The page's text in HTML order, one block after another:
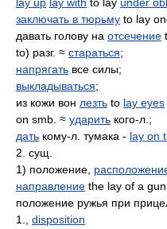
заключать в тюрьму to lay
давать голову на отсечение
to) разг. ≈ стараться;
напрягать все силы;
выкладываться;
из кожи вон лезть to lay eyes
on smb. ≈ ударить кого-л.;
дать кому-л. тумака - lay on
2. сущ.
1) положение,
направление the lay of a
положение ружья при
1., disposition